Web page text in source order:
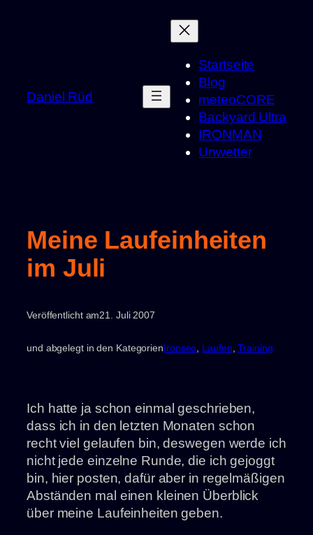
Daniel Rüd
Startseite
Blog
meteoCORE
Backyard Ultra
IRONMAN
Unwetter
Meine Laufeinheiten
im Juli
Veröffentlicht am21. Juli 2007
und abgelegt in den KategorienIronseo Laufen , Training
Ich hatte ja schon einmal geschrieben,
dass ich in den letzten Monaten schon
recht viel gelaufen bin, deswegen werde ich
nicht jede einzelne Runde, die ich gejoggt
bin, hier posten, dafür aber in regelmäßigen
Abständen mal einen kleinen Überblick
über meine Laufeinheiten geben.